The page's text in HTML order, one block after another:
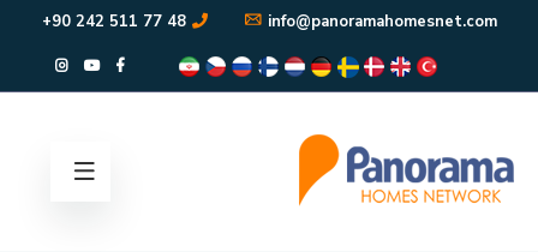
info@panoramahomesnet.com
48 77 511 242 90+